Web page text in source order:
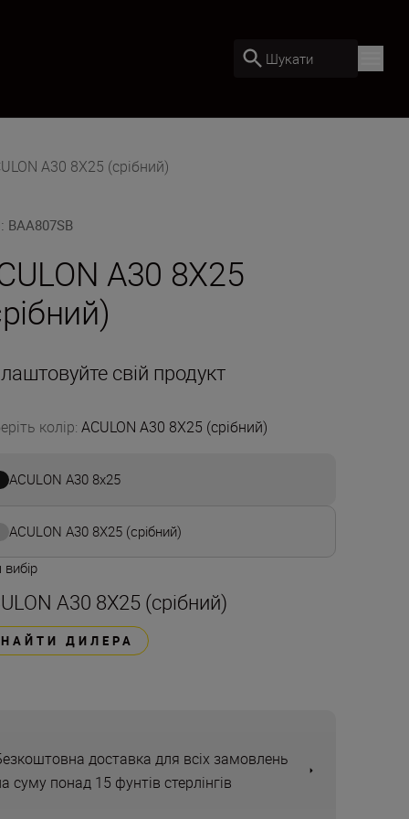
Шукати
A30 8X25 (срібний)
: BAA807SB
A30 8X25
свій продукт
колір:ACULON A30 8X25 (срібний)
ACULON A30 8x25
ACULON A30 8X25 (срібний)
A30 8X25 (срібний)
ДИЛЕРА
доставка для всіх замовлень
суму понад 15 фунтів стерлінгів